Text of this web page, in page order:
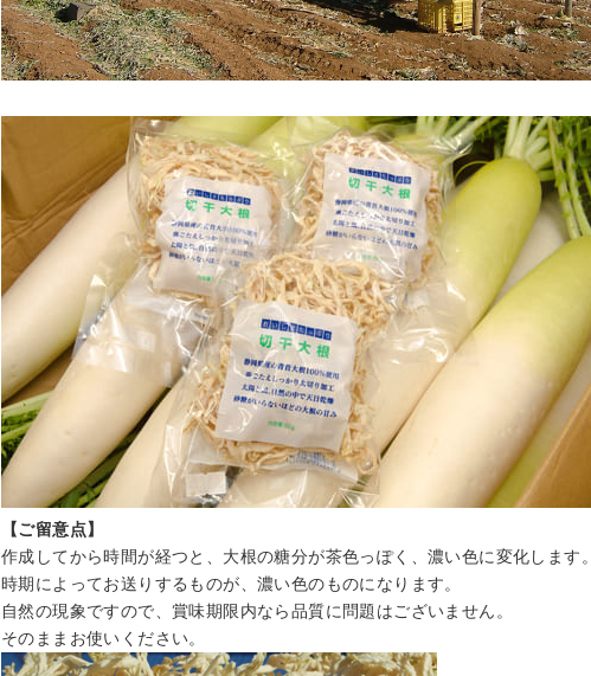
【ご留意点】
作成してから時間が経つと、大根の糖分が茶色っぽく、濃い色に変化します。
時期によってお送りするものが、濃い色のものになります。
自然の現象ですので、賞味期限内なら品質に問題はございません。
そのままお使いください。